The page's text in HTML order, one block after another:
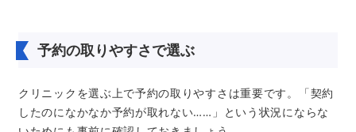
予約の取りやすさで選ぶ
クリニックを選ぶ上で予約の取りやすさは重要です。「契約
したのになかなか予約が取れない……」という状況にならな